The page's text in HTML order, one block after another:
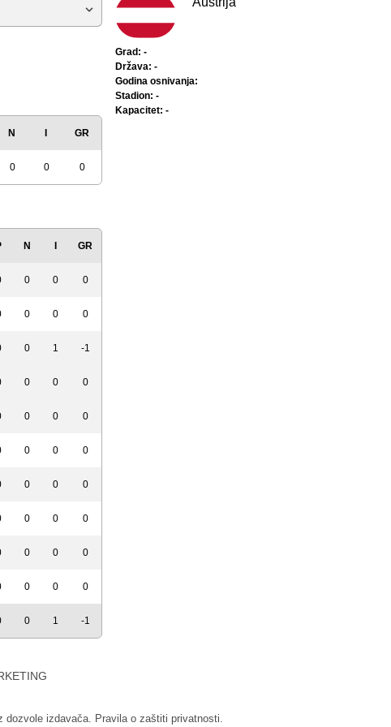
N GR
0 0 0
N GR
0 0 0
0 0 0
0 1 -1
0 0 0
0 0 0
0 0 0
0 0 0
0 0 0
0 0 0
0 0 0
0 1 -1
Grad: -
Država: -
Godina osnivanja:
Stadion: -
Kapacitet: -
dozvole izdavača. Pravila o zaštiti privatnosti.